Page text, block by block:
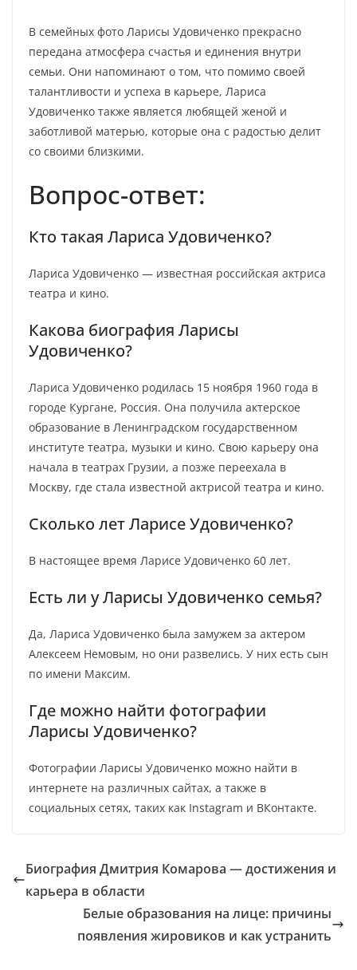
В семейных фото Ларисы Удовиченко прекрасно
передана атмосфера счастья и единения внутри
семьи. Они напоминают о том, что помимо своей
талантливости и успеха в карьере, Лариса
Удовиченко также является любящей женой и
заботливой матерью, которые она с радостью делит
со своими близкими.
Вопрос-ответ:
Кто такая Лариса Удовиченко?
Лариса Удовиченко — известная российская актриса
театра и кино.
Какова биография Ларисы
Удовиченко?
Лариса Удовиченко родилась 15 ноября 1960 года в
городе Кургане, Россия. Она получила актерское
образование в Ленинградском государственном
институте театра, музыки и кино. Свою карьеру она
начала в театрах Грузии, а позже переехала в
Москву, где стала известной актрисой театра и кино.
Сколько лет Ларисе Удовиченко?
В настоящее время Ларисе Удовиченко 60 лет.
Есть ли у Ларисы Удовиченко семья?
Да, Лариса Удовиченко была замужем за актером
Алексеем Немовым, но они развелись. У них есть сын
по имени Максим.
Где можно найти фотографии
Ларисы Удовиченко?
Фотографии Ларисы Удовиченко можно найти в
интернете на различных сайтах, а также в
социальных сетях, таких как Instagram и ВКонтакте.
Биография Дмитрия Комарова — достижения и
карьера в области
Белые образования на лице: причины
появления жировиков и как устранить